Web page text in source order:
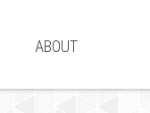
ABOUT